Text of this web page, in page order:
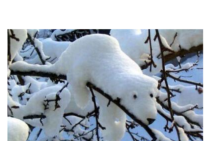
을
카
콜
라
명
절
술
포
도